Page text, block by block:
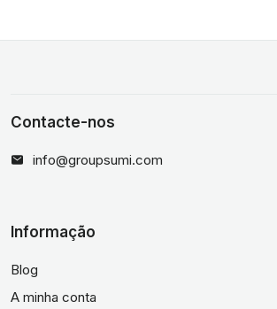
Contacte-nos
info@groupsumi.com
Informação
Blog
A minha conta